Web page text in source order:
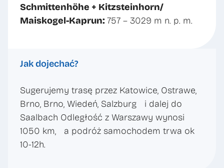
Schmittenhöhe + Kitzsteinhorn/
Maiskogel-Kaprun:757 – 3029 m n. p. m.
Jak dojechać?
Sugerujemy trasę przez Katowice, Ostrawe,
Brno, Brno, Wiedeń, Salzburg i dalej do
Saalbach Odległość z Warszawy wynosi
1050 km, a podróż samochodem trwa ok
10-12h.